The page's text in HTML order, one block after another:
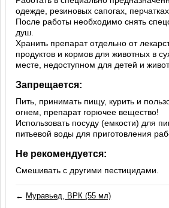
одежде, резиновых сапогах,
После работы необходимо снять
душ.
Хранить препарат отдельно от
продуктов и кормов для животных в
месте, недоступном для детей и
Запрещается:
Пить, принимать пищу, курить и
огнем, препарат горючее вещество!
Использовать посуду (емкости) для
питьевой воды для приготовления
Не рекомендуется:
Смешивать с другими пестицидами.
← Муравьед, ВРК (55 мл)